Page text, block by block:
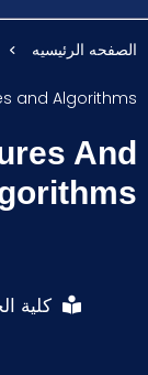
الصفحه الرئيسيه
and Algorithms
And
كلية